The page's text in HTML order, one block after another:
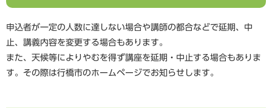
申込者が一定の人数に達しない場合や講師の都合などで延期、中
止、講義内容を変更する場合もあります。
また、天候等によりやむを得ず講座を延期・中止する場合もありま
す。その際は行橋市のホームページでお知らせします。​